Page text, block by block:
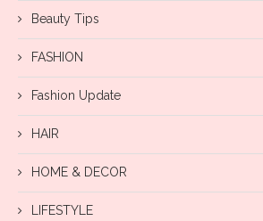
Beauty Tips
FASHION
Fashion Update
HAIR
HOME & DECOR
LIFESTYLE